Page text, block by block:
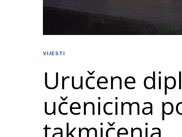
VIJESTI
Uručene
učenicima